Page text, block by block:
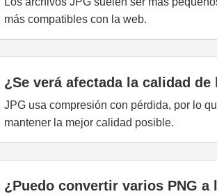
más compatibles con la web.
¿Se verá afectada la calidad de
JPG usa compresión con pérdida, por lo
mantener la mejor calidad posible.
¿Puedo convertir varios PNG a